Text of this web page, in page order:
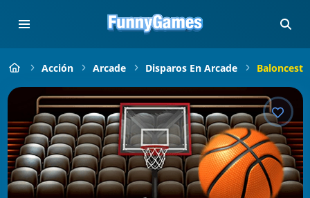
Acción Arcade Disparos En Arcade